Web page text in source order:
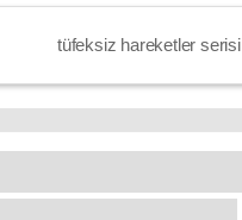
tüfeksiz hareketler serisi